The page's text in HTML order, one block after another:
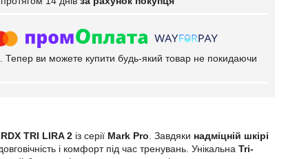
Тепер ви можете купити будь-який товар не покидаючи
RDX TRI LIRA 2 із серії Mark Pro . Завдяки надміцній шкірі
і комфорт під час тренувань. Унікальна Tri-